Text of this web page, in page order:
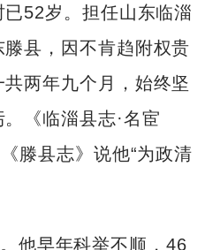
52岁。担任山东临淄
县，因不肯趋附权贵
两年九个月，始终坚
《临淄县志·名宦
滕县志》说他“为政清
他早年科举不顺，46